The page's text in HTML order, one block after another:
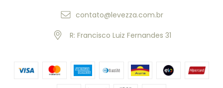
contato@levezza.com.br
R: Francisco Luiz Fernandes 31